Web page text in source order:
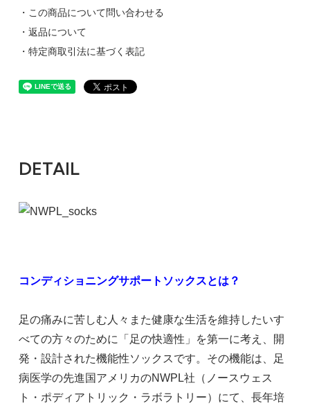
・この商品について問い合わせる
・返品について
・特定商取引法に基づく表記
DETAIL
コンディショニングサポートソックスとは？
足の痛みに苦しむ人々また健康な生活を維持したいす
べての方々のために「足の快適性」を第一に考え、開
発・設計された機能性ソックスです。その機能は、足
病医学の先進国アメリカのNWPL社（ノースウェス
ト・ポディアトリック・ラボラトリー）にて、長年培